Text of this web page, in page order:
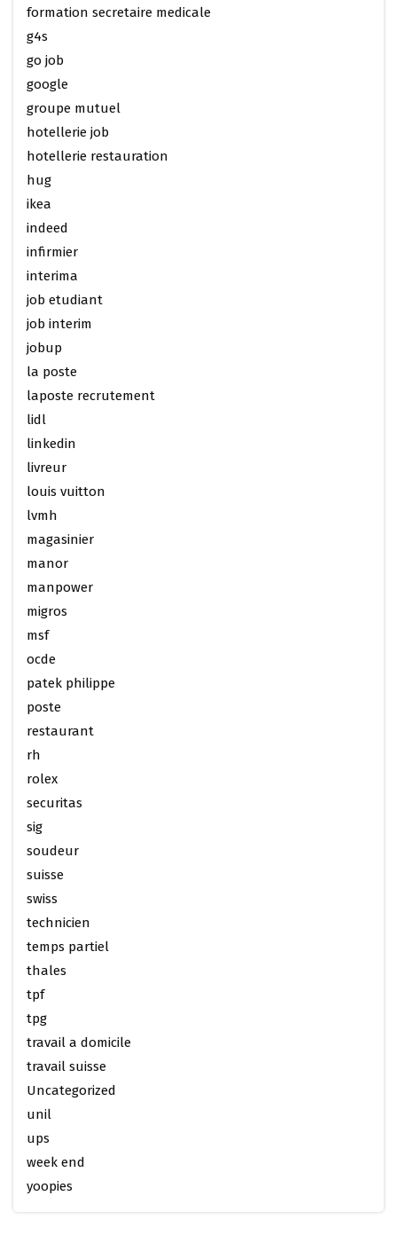
formation secretaire medicale
g4s
go job
google
groupe mutuel
hotellerie job
hotellerie restauration
hug
ikea
indeed
infirmier
interima
job etudiant
job interim
jobup
la poste
laposte recrutement
lidl
linkedin
livreur
louis vuitton
lvmh
magasinier
manor
manpower
migros
msf
ocde
patek philippe
poste
restaurant
rh
rolex
securitas
sig
soudeur
suisse
swiss
technicien
temps partiel
thales
tpf
tpg
travail a domicile
travail suisse
Uncategorized
unil
ups
week end
yoopies